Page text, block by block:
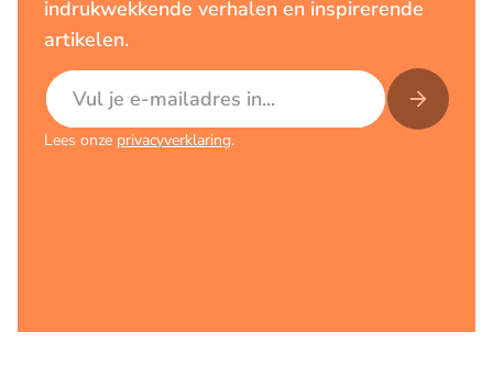
indrukwekkende verhalen en inspirerende
artikelen.
E-mailadres
Lees onze privacyverklaring.